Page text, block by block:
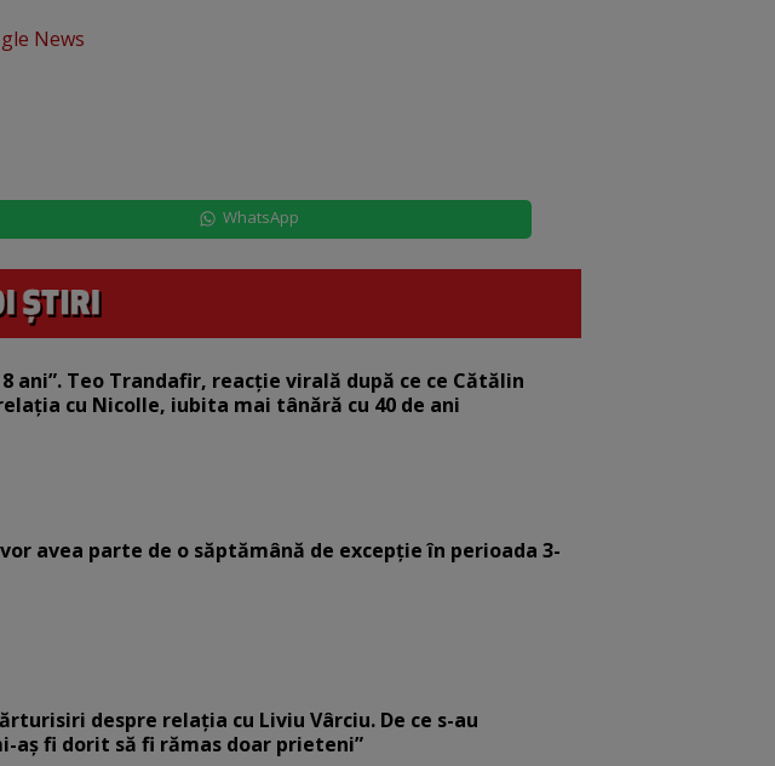
News
WhatsApp
ani”. Teo Trandafir, reacție virală după ce ce Cătălin
cu Nicolle, iubita mai tânără cu 40 de ani
avea parte de o săptămână de excepție în perioada 3-
despre relația cu Liviu Vârciu. De ce s-au
aș fi dorit să fi rămas doar prieteni”